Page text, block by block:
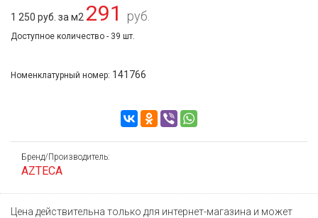
1 250 руб. за м2 291 руб.
Доступное количество - 39 шт.
Номенклатурный номер: 141766
Бренд/Производитель:
AZTECA
Цена действительна только для интернет-магазина и может